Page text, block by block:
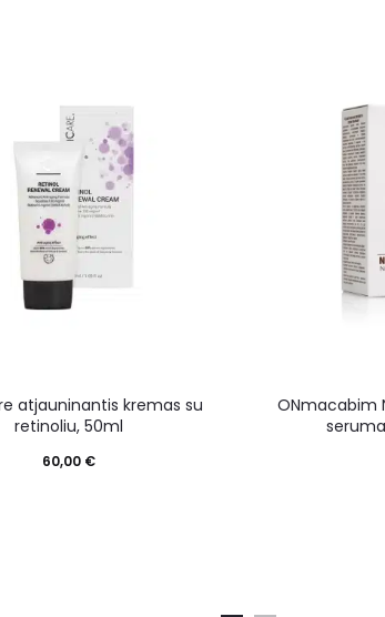
atjauninantis kremas su
retinoliu, 50ml
60,00 €
ONmacabim